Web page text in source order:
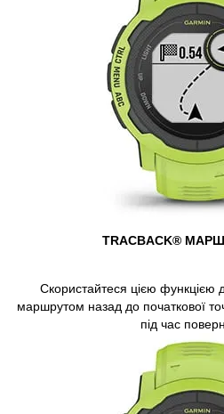
TRACBACK®
Скористайтеся цією функцією
маршрутом назад до початкової
під час